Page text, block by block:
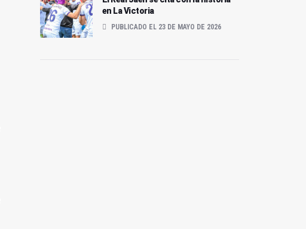
en La Victoria
PUBLICADO EL 23 DE MAYO DE 2026